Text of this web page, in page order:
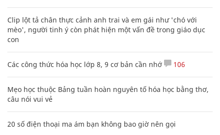
Clip lột tả chân thực cảnh anh trai và em gái như 'chó với
mèo', người tinh ý còn phát hiện một vấn đề trong giáo dục
con
Các công thức hóa học lớp 8, 9 cơ bản cần nhớ 106
Mẹo học thuộc Bảng tuần hoàn nguyên tố hóa học bằng thơ,
câu nói vui vẻ
20 số điện thoại ma ám bạn không bao giờ nên gọi